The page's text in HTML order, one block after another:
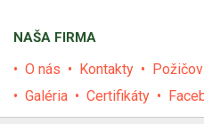
NAŠA FIRMA
O nás Kontakty
Galéria
Certifikáty